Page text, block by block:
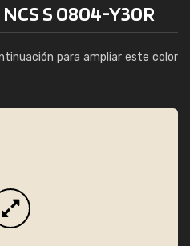
S 0804-Y30R
para ampliar este color